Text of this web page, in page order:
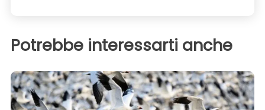
Potrebbe interessarti anche